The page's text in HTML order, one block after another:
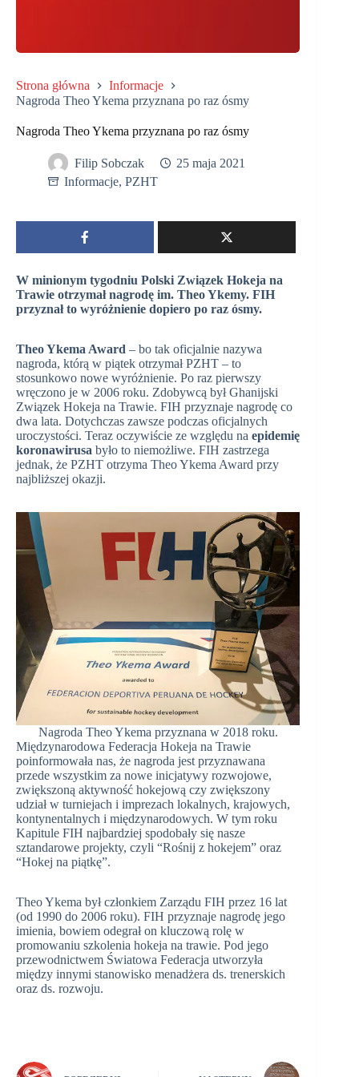
Strona główna
Informacje
Nagroda Theo Ykema przyznana po raz ósmy
Nagroda Theo Ykema przyznana po raz ósmy
Filip Sobczak
25 maja 2021
Informacje, PZHT
W minionym tygodniu Polski Związek Hokeja na
Trawie otrzymał nagrodę im. Theo Ykemy. FIH
przyznał to wyróżnienie dopiero po raz ósmy.
Theo Ykema Award – bo tak oficjalnie nazywa
nagroda, którą w piątek otrzymał PZHT – to
stosunkowo nowe wyróżnienie. Po raz pierwszy
wręczono je w 2006 roku. Zdobywcą był Ghanijski
Związek Hokeja na Trawie. FIH przyznaje nagrodę co
dwa lata. Dotychczas zawsze podczas oficjalnych
uroczystości. Teraz oczywiście ze względu na epidemię
koronawirusa było to niemożliwe. FIH zastrzega
jednak, że PZHT otrzyma Theo Ykema Award przy
najbliższej okazji.
Nagroda Theo Ykema przyznana w 2018 roku.
Międzynarodowa Federacja Hokeja na Trawie
poinformowała nas, że nagroda jest przyznawana
przede wszystkim za nowe inicjatywy rozwojowe,
zwiększoną aktywność hokejową czy zwiększony
udział w turniejach i imprezach lokalnych, krajowych,
kontynentalnych i międzynarodowych. W tym roku
Kapitule FIH najbardziej spodobały się nasze
sztandarowe projekty, czyli “Rośnij z hokejem” oraz
“Hokej na piątkę”.
Theo Ykema był członkiem Zarządu FIH przez 16 lat
(od 1990 do 2006 roku). FIH przyznaje nagrodę jego
imienia, bowiem odegrał on kluczową rolę w
promowaniu szkolenia hokeja na trawie. Pod jego
przewodnictwem Światowa Federacja utworzyła
między innymi stanowisko menadżera ds. trenerskich
oraz ds. rozwoju.